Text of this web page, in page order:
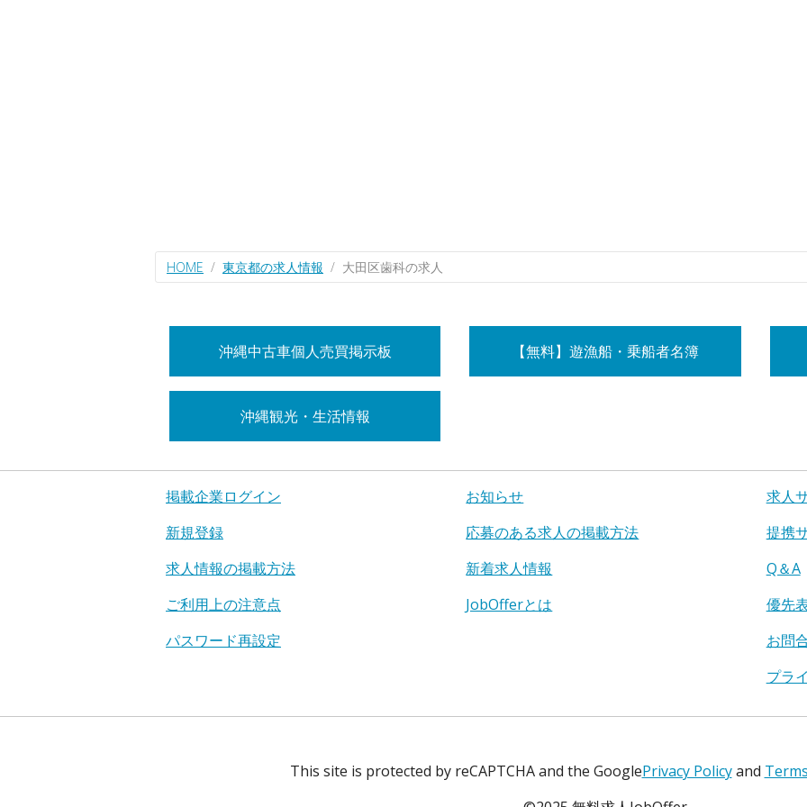
HOME 東京都の求人情報 大田区歯科の求人
沖縄中古車個人売買掲示板 【無料】遊漁船・乗船者名簿
沖縄観光・生活情報
掲載企業ログイン
新規登録
求人情報の掲載方法
ご利用上の注意点
パスワード再設定
お知らせ
応募のある求人の掲載方法
新着求人情報
JobOfferとは
求人
提携
Q＆A
優先
お問
プラ
This site is protected by reCAPTCHA and the GooglePrivacy Policyand